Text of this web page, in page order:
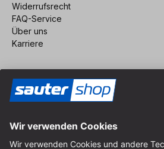
Widerrufsrecht
FAQ-Service
Über uns
Karriere